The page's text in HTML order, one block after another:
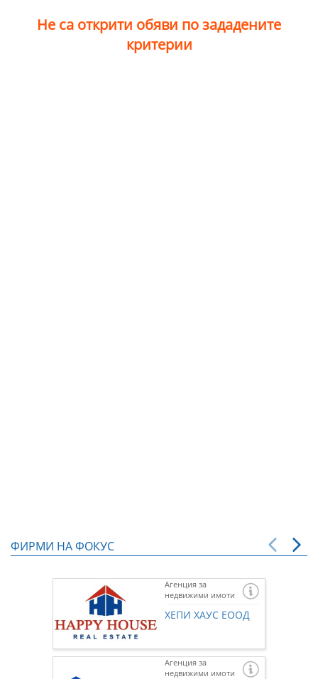
Не са открити обяви по зададените
критерии
ФИРМИ НА ФОКУС
Агенция за
недвижими имоти
ХЕПИ ХАУС ЕООД
Агенция за
недвижими имоти